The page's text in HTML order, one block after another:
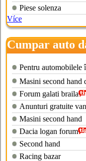
Piese solenza
Více
Cumpar auto
Pentru automobilele
Masini second hand
Forum galati braila
Anunturi gratuite
Masini second hand
Dacia logan forum
Second hand
Racing bazar